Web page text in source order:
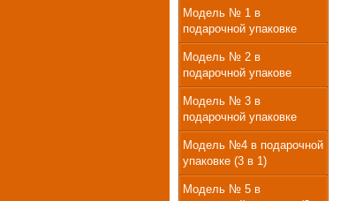
Модель № 1 в
подарочной упаковке
Модель № 2 в
подарочной упакове
Модель № 3 в
подарочной упаковке
Модель №4 в подарочной
упаковке (3 в 1)
Модель № 5 в